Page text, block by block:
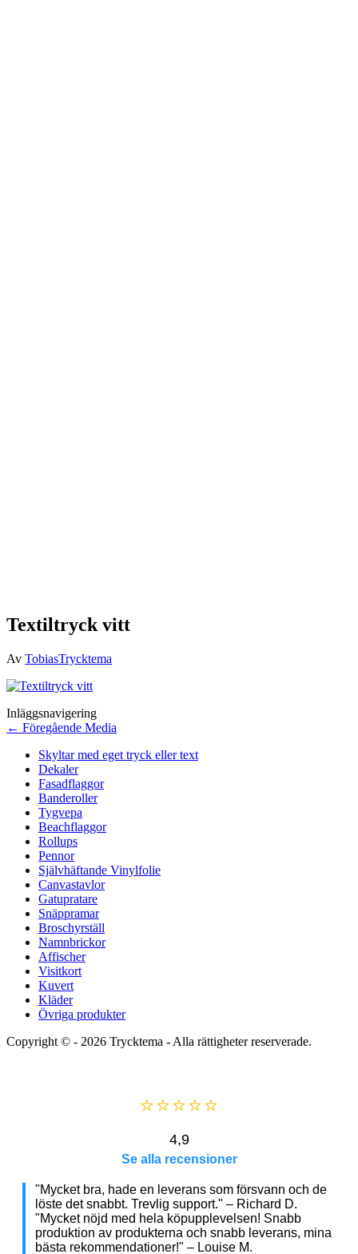
Textiltryck vitt
Av TobiasTrycktema
Inläggsnavigering
← Föregående Media
Skyltar med eget tryck eller text
Dekaler
Fasadflaggor
Banderoller
Tygvepa
Beachflaggor
Rollups
Pennor
Självhäftande Vinylfolie
Canvastavlor
Gatupratare
Snäppramar
Broschyrställ
Namnbrickor
Affischer
Visitkort
Kuvert
Kläder
Övriga produkter
Copyright © - 2026 Trycktema - Alla rättigheter reserverade.
⭐⭐⭐⭐⭐
4,9
Se alla recensioner
"Mycket bra, hade en leverans som försvann och de
löste det snabbt. Trevlig support." – Richard D.
"Mycket nöjd med hela köpupplevelsen! Snabb
produktion av produkterna och snabb leverans, mina
bästa rekommendationer!" – Louise M.